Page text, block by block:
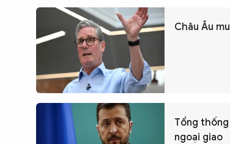
Châu Âu
Tổng
ngoại giao